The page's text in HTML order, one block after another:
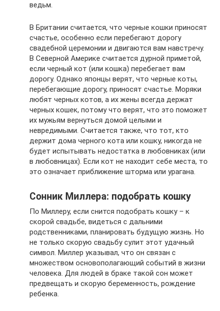
ведьм.
В Британии считается, что черные кошки приносят
счастье, особенно если перебегают дорогу
свадебной церемонии и двигаются вам навстречу.
В Северной Америке считается дурной приметой,
если черный кот (или кошка) перебегает вам
дорогу. Однако японцы верят, что черные коты,
перебегающие дорогу, приносят счастье. Моряки
любят черных котов, а их жены всегда держат
черных кошек, потому что верят, что это поможет
их мужьям вернуться домой целыми и
невредимыми. Считается также, что тот, кто
держит дома черного кота или кошку, никогда не
будет испытывать недостатка в любовниках (или
в любовницах). Если кот не находит себе места, то
это означает приближение шторма или урагана.
Сонник Миллера: подобрать кошку
По Миллеру, если снится подобрать кошку – к
скорой свадьбе, видеться с дальними
родственниками, планировать будущую жизнь. Но
не только скорую свадьбу сулит этот удачный
символ. Миллер указывал, что он связан с
множеством основополагающий событий в жизни
человека. Для людей в браке такой сон может
предвещать и скорую беременность, рождение
ребенка.